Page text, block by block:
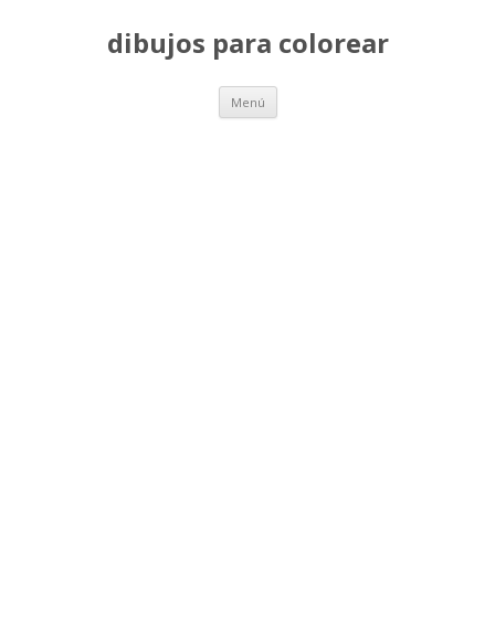
dibujos para colorear
Menú Saltar
contenido